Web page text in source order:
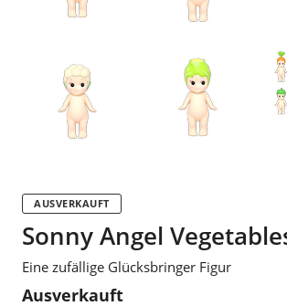
AUSVERKAUFT
Sonny Angel
Eine zufällige Glücksbringer Figur
Ausverkauft